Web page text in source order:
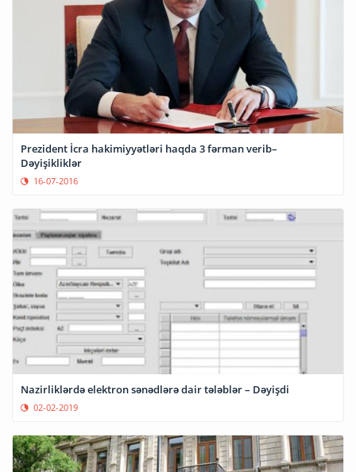
Prezident İcra hakimiyyətləri haqda 3 fərman verib–
Dəyişikliklər
16-07-2016
Nazirliklərdə elektron sənədlərə dair tələblər – Dəyişdi
02-02-2019